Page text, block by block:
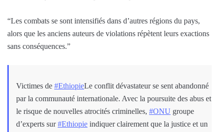
“Les combats se sont intensifiés dans d’autres régions du pays,
alors que les anciens auteurs de violations répètent leurs exactions
sans conséquences.”
Victimes de #EthiopieLe conflit dévastateur se sent abandonné
par la communauté internationale. Avec la poursuite des abus et
le risque de nouvelles atrocités criminelles, #ONU groupe
d’experts sur#Ethiopie indiquer clairement que la justice et un